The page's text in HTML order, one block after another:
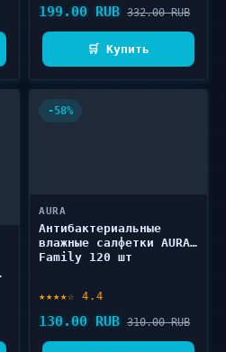
199.00 RUB 332.00 RUB
🛒 Купить
-58%
AURA
Антибактериальные
влажные салфетки AURA
Family 120 шт
★★★★☆ 4.4
130.00 RUB 310.00 RUB